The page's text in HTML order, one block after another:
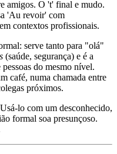
amigos. O 't' final e mudo.
'Au revoir' com
contextos profissionais.
serve tanto para "olá"
(saúde, segurança) e é a
do mesmo nível.
café, numa chamada entre
próximos.
lo com um desconhecido,
formal soa presunçoso.